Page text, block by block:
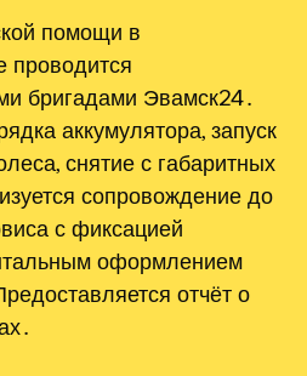
помощи в
проводится
бригадами Эвамск24․
аккумулятора, запуск
снятие с габаритных
сопровождение до
с фиксацией
оформлением
отчёт о